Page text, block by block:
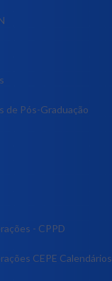
de Pós-Graduação
- CPPD
CEPE Calendários